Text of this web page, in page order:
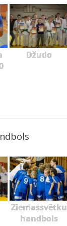
Džudo
Ziemassvētku
handbols